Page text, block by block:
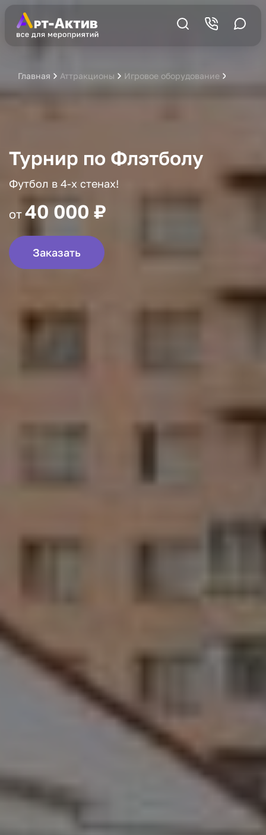
Главная Аттракционы Игровое оборудование
Турнир по Флэтболу
Футбол в 4-х стенах!
от 40 000 ₽
Заказать